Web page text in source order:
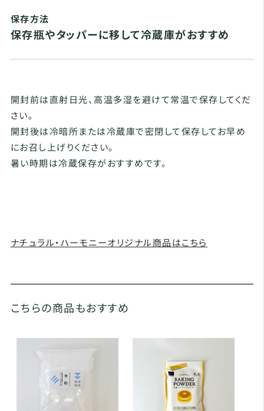
保存方法
保存瓶やタッパーに移して冷蔵庫がおすすめ
開封前は直射日光、高温多湿を避けて常温で保存してくだ
さい。
開封後は冷暗所または冷蔵庫で密閉して保存してお早め
にお召し上げりください。
暑い時期は冷蔵保存がおすすめです。
ナチュラル・ハーモニーオリジナル商品はこちら
こちらの商品もおすすめ